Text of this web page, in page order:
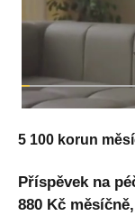
5 100 korun
Příspěvek na
880 Kč